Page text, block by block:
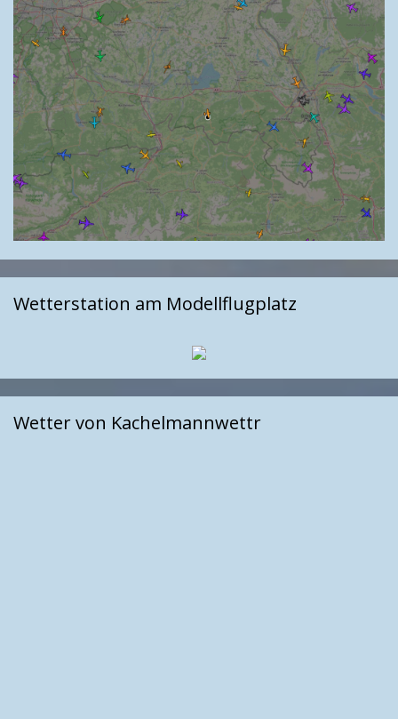
Wetterstation am Modellflugplatz
Wetter von Kachelmannwettr